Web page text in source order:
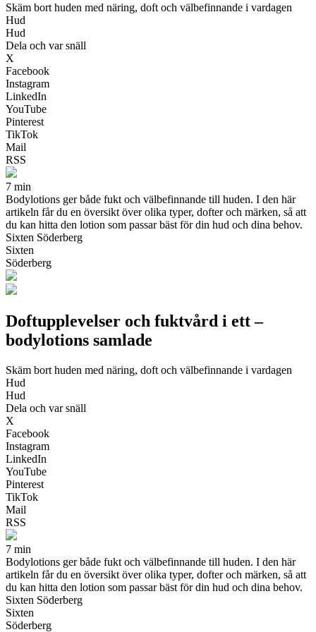
Skäm bort huden med näring, doft och välbefinnande i vardagen
Hud
Hud
Dela och var snäll
X
Facebook
Instagram
LinkedIn
YouTube
Pinterest
TikTok
Mail
RSS
7 min
Bodylotions ger både fukt och välbefinnande till huden. I den här
artikeln får du en översikt över olika typer, dofter och märken, så att
du kan hitta den lotion som passar bäst för din hud och dina behov.
Sixten Söderberg
Sixten
Söderberg
Doftupplevelser och fuktvård i ett –
bodylotions samlade
Skäm bort huden med näring, doft och välbefinnande i vardagen
Hud
Hud
Dela och var snäll
X
Facebook
Instagram
LinkedIn
YouTube
Pinterest
TikTok
Mail
RSS
7 min
Bodylotions ger både fukt och välbefinnande till huden. I den här
artikeln får du en översikt över olika typer, dofter och märken, så att
du kan hitta den lotion som passar bäst för din hud och dina behov.
Sixten Söderberg
Sixten
Söderberg